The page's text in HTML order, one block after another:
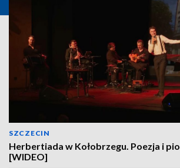
SZCZECIN
Herbertiada w Kołobrzegu. Poezja i
[WIDEO]